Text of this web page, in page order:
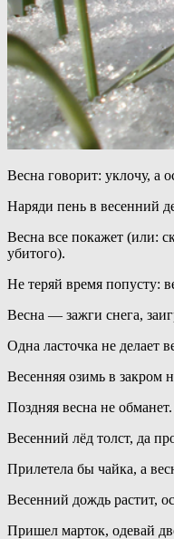
Весна говорит: уклочу, а
Наряди пень в весенний
Весна все покажет (или:
убитого).
Не теряй время попусту:
Весна — зажги снега,
Одна ласточка не делает
Весенняя озимь в закром
Поздняя весна не обманет.
Весенний лёд толст, да
Прилетела бы чайка, а
Весенний дождь растит,
Пришел марток, одевай